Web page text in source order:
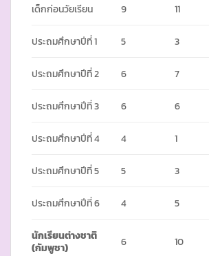
เด็กก่อนวัยเรียน 9 11
ประถมศึกษาปีที่ 1 5 3
ประถมศึกษาปีที่ 2 6 7
ประถมศึกษาปีที่ 3 6 6
ประถมศึกษาปีที่ 4 4 1
ประถมศึกษาปีที่ 5 5 3
ประถมศึกษาปีที่ 6 4 5
นักเรียนต่างชาติ
(กัมพูชา)
6 10